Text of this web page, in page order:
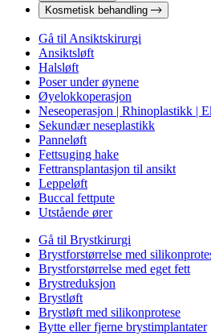
Kosmetisk behandling
Gå til Ansiktskirurgi
Ansiktsløft
Halsløft
Poser under øynene
Øyelokkoperasjon
Neseoperasjon | Rhinoplastikk |
Sekundær neseplastikk
Panneløft
Fettsuging hake
Fettransplantasjon til ansikt
Leppeløft
Buccal fettpute
Utstående ører
Gå til Brystkirurgi
Brystforstørrelse med
Brystforstørrelse med eget fett
Brystreduksjon
Brystløft
Brystløft med silikonprotese
Bytte eller fjerne brystimplantater